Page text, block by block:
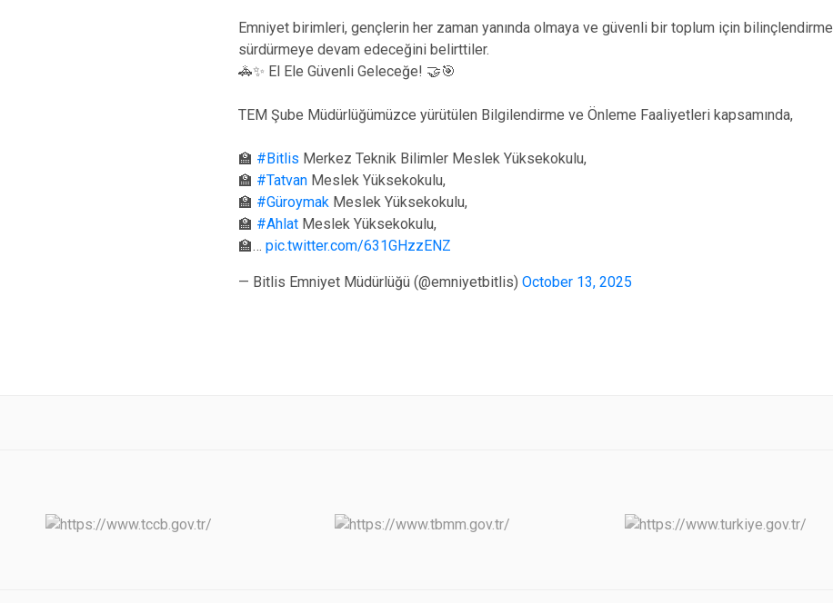
Emniyet birimleri, gençlerin her zaman yanında olmaya ve güvenli bir toplum için bilinçlendirme
sürdürmeye devam edeceğini belirttiler.
🚓✨ El Ele Güvenli Geleceğe! 🤝🎯
TEM Şube Müdürlüğümüzce yürütülen Bilgilendirme ve Önleme Faaliyetleri kapsamında,
🏫 #Bitlis Merkez Teknik Bilimler Meslek Yüksekokulu,
🏫 #Tatvan Meslek Yüksekokulu,
🏫 #Güroymak Meslek Yüksekokulu,
🏫 #Ahlat Meslek Yüksekokulu,
🏫… pic.twitter.com/631GHzzENZ
— Bitlis Emniyet Müdürlüğü (@emniyetbitlis) October 13, 2025